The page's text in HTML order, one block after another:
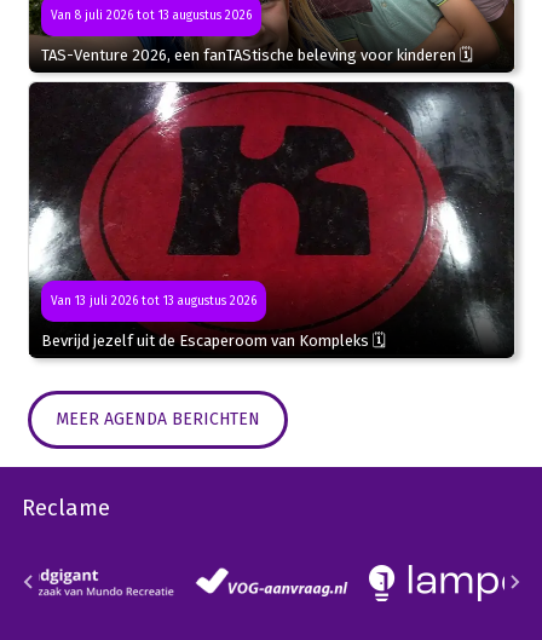
Van 8 juli 2026 tot 13 augustus 2026
TAS-Venture 2026, een fanTAStische beleving voor kinderen 🗓
Van 13 juli 2026 tot 13 augustus 2026
Bevrijd jezelf uit de Escaperoom van Kompleks 🗓
MEER AGENDA BERICHTEN
Reclame